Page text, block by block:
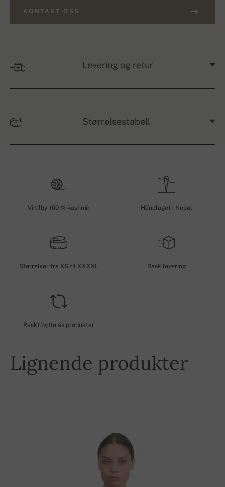
KONTAKT OSS
Levering og retur
Størrelsestabell
Vi tilby 100 % kashmir Håndlaget i Nepal
Størrelser fra XS til XXXXL Rask levering
Raskt bytte av produkter
Lignende produkter